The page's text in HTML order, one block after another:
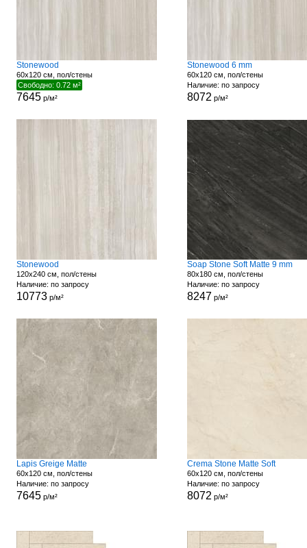
Stonewood
60x120 см, пол/стены
Свободно: 0.72 м²
7645р/м²
Stonewood 6 mm
60x120 см, пол/стены
Наличие: по запросу
8072 р/м²
Stonewood
120x240 см, пол/стены
Наличие: по запросу
10773р/м²
Soap Stone Soft Matte 9 mm
80x180 см, пол/стены
Наличие: по запросу
8247 р/м²
Lapis Greige Matte
60x120 см, пол/стены
Наличие: по запросу
7645р/м²
Crema Stone Matte Soft
60x120 см, пол/стены
Наличие: по запросу
8072 р/м²